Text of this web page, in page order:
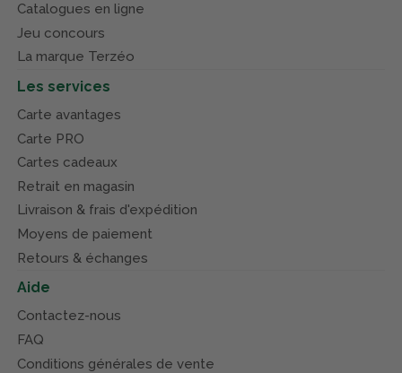
Catalogues en ligne
Jeu concours
La marque Terzéo
Les services
Carte avantages
Carte PRO
Cartes cadeaux
Retrait en magasin
Livraison & frais d'expédition
Moyens de paiement
Retours & échanges
Aide
Contactez-nous
FAQ
Conditions générales de vente